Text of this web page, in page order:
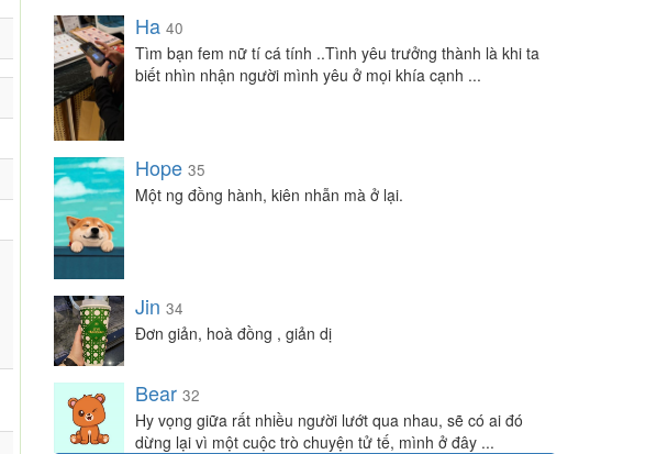
Ha 40
Tìm bạn fem nữ tí cá tính ..Tình yêu trưởng thành là khi ta
biết nhìn nhận người mình yêu ở mọi khía cạnh ...
Hope 35
Một ng đồng hành, kiên nhẫn mà ở lại.
Jin 34
Đơn giản, hoà đồng , giản dị
Bear 32
Hy vọng giữa rất nhiều người lướt qua nhau, sẽ có ai đó
dừng lại vì một cuộc trò chuyện tử tế, mình ở đây ...